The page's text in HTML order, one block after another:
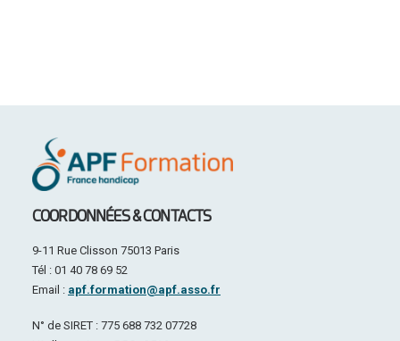
COORDONNÉES & CONTACTS
9-11 Rue Clisson 75013 Paris
Tél : 01 40 78 69 52
Email : apf.formation@apf.asso.fr
N° de SIRET : 775 688 732 07728